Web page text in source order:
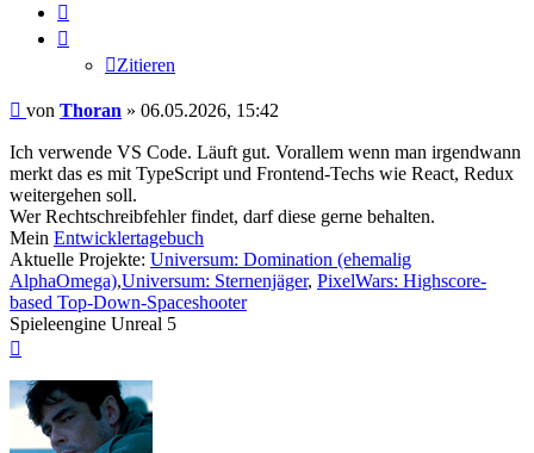
Zitieren
Beitrag
von Thoran » 06.05.2026, 15:42
Ich verwende VS Code. Läuft gut. Vorallem wenn man irgendwann
merkt das es mit TypeScript und Frontend-Techs wie React, Redux
weitergehen soll.
Wer Rechtschreibfehler findet, darf diese gerne behalten.
Mein Entwicklertagebuch
Aktuelle Projekte: Universum: Domination (ehemalig
AlphaOmega),Universum: Sternenjäger, PixelWars: Highscore-
based Top-Down-Spaceshooter
Spieleengine Unreal 5